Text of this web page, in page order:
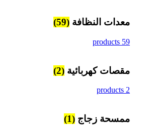
معدات النظافة (59)
59 products
مقصات كهربائية (2)
2 products
ممسحة زجاج (1)